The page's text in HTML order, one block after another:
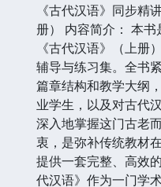
《古代汉语》同步精
册） 内容简介： 本
《古代汉语》（上册
辅导与练习集。全书
篇章结构和教学大纲
业学生，以及对古代
深入地掌握这门古老
衷，是弥补传统教材
提供一套完整、高效
代汉语》作为一门学